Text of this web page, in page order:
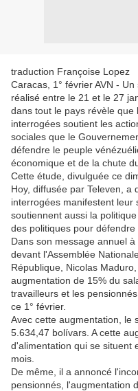
traduction Françoise Lopez
Caracas, 1° février AVN -
réalisé entre le 21 et le 27
dans tout le pays révèle
interrogées soutient les
sociales que le
défendre le peuple
économique et de la chute
Cette étude, divulguée ce
Hoy, diffusée par Televen, a
interrogées manifestent leur
soutiennent aussi la
des politiques pour défendre
Dans son message annuel
devant l'Assemblée
République, Nicolas
augmentation de 15% du
travailleurs et les
ce 1° février.
Avec cette augmentation, le
5.634,47 bolívars. A cette
d'alimentation qui se situent
mois.
De même, il a annoncé
pensionnés, l'augmentation